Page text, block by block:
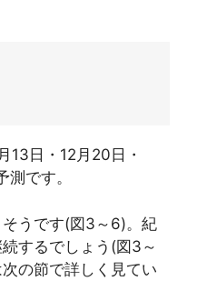
13日・12月20日・
です。
うです(図3～6)。紀
するでしょう(図3～
の節で詳しく見てい